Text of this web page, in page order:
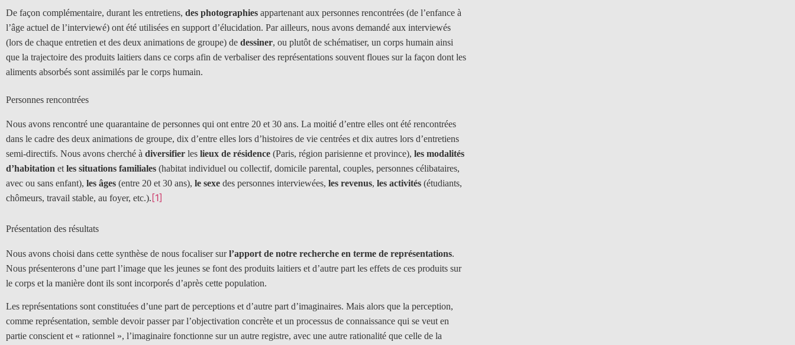
De façon complémentaire, durant les entretiens, des photographies appartenant aux personnes rencontrées (de l’enfance à
l’âge actuel de l’interviewé) ont été utilisées en support d’élucidation. Par ailleurs, nous avons demandé aux interviewés
(lors de chaque entretien et des deux animations de groupe) de dessiner, ou plutôt de schématiser, un corps humain ainsi
que la trajectoire des produits laitiers dans ce corps afin de verbaliser des représentations souvent floues sur la façon dont les
aliments absorbés sont assimilés par le corps humain.
Personnes rencontrées
Nous avons rencontré une quarantaine de personnes qui ont entre 20 et 30 ans. La moitié d’entre elles ont été rencontrées
dans le cadre des deux animations de groupe, dix d’entre elles lors d’histoires de vie centrées et dix autres lors d’entretiens
semi-directifs. Nous avons cherché à diversifier les lieux de résidence (Paris, région parisienne et province), les modalités
d’habitation et les situations familiales (habitat individuel ou collectif, domicile parental, couples, personnes célibataires,
avec ou sans enfant), les âges (entre 20 et 30 ans), le sexe des personnes interviewées, les revenus, les activités (étudiants,
chômeurs, travail stable, au foyer, etc.). [1]
Présentation des résultats
Nous avons choisi dans cette synthèse de nous focaliser surl’apport de notre recherche en terme de représentations.
Nous présenterons d’une part l’image que les jeunes se font des produits laitiers et d’autre part les effets de ces produits sur
le corps et la manière dont ils sont incorporés d’après cette population.
Les représentations sont constituées d’une part de perceptions et d’autre part d’imaginaires. Mais alors que la perception,
comme représentation, semble devoir passer par l’objectivation concrète et un processus de connaissance qui se veut en
partie conscient et « rationnel », l’imaginaire fonctionne sur un autre registre, avec une autre rationalité que celle de la